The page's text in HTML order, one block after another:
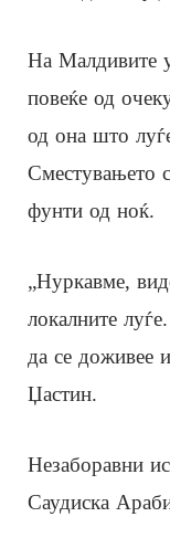
На Малдивите
повеќе од
од она што
Сместувањето
фунти од ноќ.
„Нуркавме,
локалните
да се доживее
Џастин.
Незаборавни
Саудиска